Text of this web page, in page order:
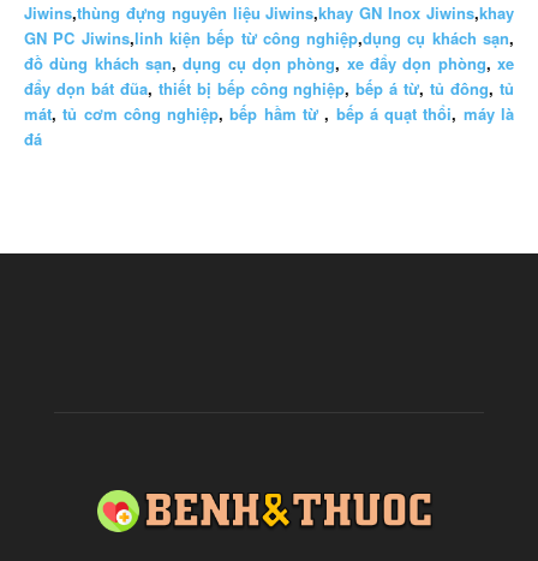
Jiwins,thùng đựng nguyên liệu Jiwins,khay GN Inox Jiwins,khay
GN PC Jiwins,linh kiện bếp từ công nghiệp,dụng cụ khách sạn,
đồ dùng khách sạn,dụng cụ dọn phòng, xe đẩy dọn phòng,xe
đẩy dọn bát đũa, thiết bị bếp công nghiệp,bếp á từ,tủ đông,tủ
mát,tủ cơm công nghiệp,bếp hầm từ , bếp á quạt thổi, máy là
đá